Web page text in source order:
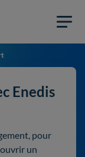
Enedis
pour
un